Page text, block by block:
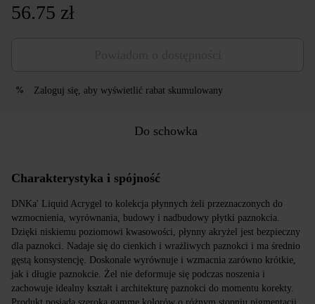
56.75 zł
% Zaloguj się , aby wyświetlić rabat skumulowany
Do schowka
Charakterystyka i spójność
DNKa' Liquid Acrygel to kolekcja płynnych żeli przeznaczonych do
wzmocnienia, wyrównania, budowy i nadbudowy płytki paznokcia.
Dzięki niskiemu poziomowi kwasowości, płynny akryżel jest bezpieczny
dla paznokci. Nadaje się do cienkich i wrażliwych paznokci i ma średnio
gęstą konsystencję. Doskonale wyrównuje i wzmacnia zarówno krótkie,
jak i długie paznokcie. Żel nie deformuje się podczas noszenia i
zachowuje idealny kształt i architekturę paznokci do momentu korekty.